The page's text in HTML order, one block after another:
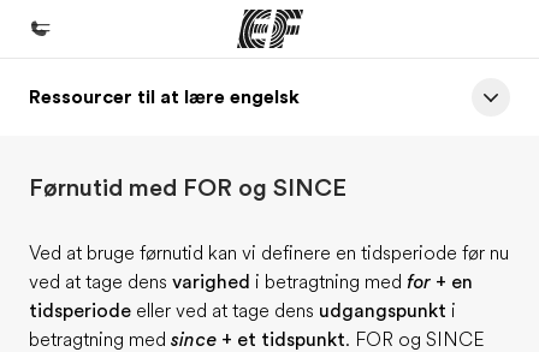
Hjem
Programmer
Kontorer
Find et kontor nær dig
Ressourcer til at lære engelsk
Førnutid med FOR og SINCE
Ved at bruge førnutid kan vi definere en tidsperiode før nu
ved at tage dens varighed i betragtning med for + en
tidsperiode eller ved at tage dens udgangspunkt i
betragtning med since + et tidspunkt. FOR og SINCE